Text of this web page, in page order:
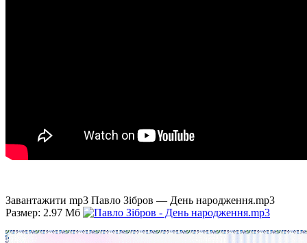
Завантажити mp3 Павло Зібров — День народження.mp3
Размер: 2.97 Мб